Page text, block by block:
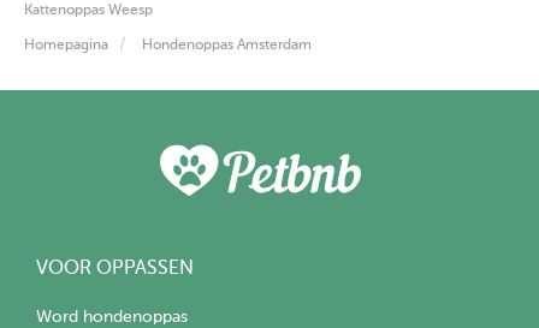
Kattenoppas Weesp
Homepagina Hondenoppas Amsterdam
VOOR OPPASSEN
Word hondenoppas